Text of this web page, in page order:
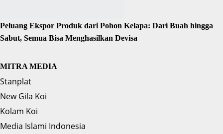
Peluang Ekspor Produk dari Pohon Kelapa: Dari Buah hingga
Sabut, Semua Bisa Menghasilkan Devisa
MITRA MEDIA
Stanplat
New Gila Koi
Kolam Koi
Media Islami Indonesia